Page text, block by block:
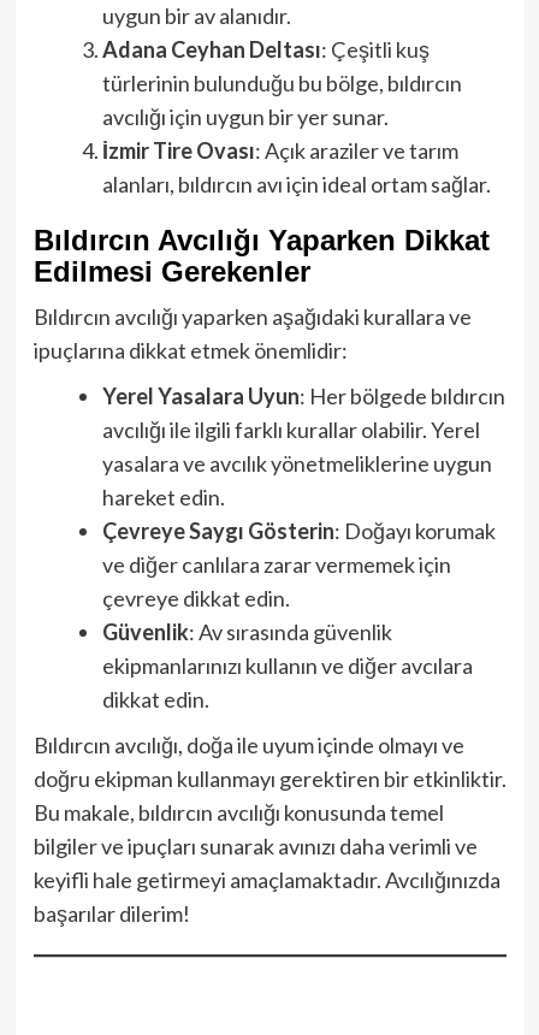
uygun bir av alanıdır.
Adana Ceyhan Deltası: Çeşitli kuş
türlerinin bulunduğu bu bölge, bıldırcın
avcılığı için uygun bir yer sunar.
İzmir Tire Ovası: Açık araziler ve tarım
alanları, bıldırcın avı için ideal ortam sağlar.
Bıldırcın Avcılığı Yaparken Dikkat
Edilmesi Gerekenler
Bıldırcın avcılığı yaparken aşağıdaki kurallara ve
ipuçlarına dikkat etmek önemlidir:
Yerel Yasalara Uyun: Her bölgede bıldırcın
avcılığı ile ilgili farklı kurallar olabilir. Yerel
yasalara ve avcılık yönetmeliklerine uygun
hareket edin.
Çevreye Saygı Gösterin: Doğayı korumak
ve diğer canlılara zarar vermemek için
çevreye dikkat edin.
Güvenlik: Av sırasında güvenlik
ekipmanlarınızı kullanın ve diğer avcılara
dikkat edin.
Bıldırcın avcılığı, doğa ile uyum içinde olmayı ve
doğru ekipman kullanmayı gerektiren bir etkinliktir.
Bu makale, bıldırcın avcılığı konusunda temel
bilgiler ve ipuçları sunarak avınızı daha verimli ve
keyifli hale getirmeyi amaçlamaktadır. Avcılığınızda
başarılar dilerim!